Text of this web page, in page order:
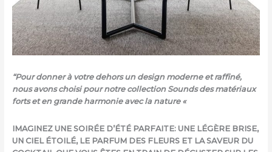
“Pour donner à votre dehors un design moderne et raffiné,
nous avons choisi pour notre collection Sounds des matériaux
forts et en grande harmonie avec la nature «
IMAGINEZ UNE SOIRÉE D’ÉTÉ PARFAITE: UNE LÉGÈRE BRISE,
UN CIEL ÉTOILÉ, LE PARFUM DES FLEURS ET LA SAVEUR DU